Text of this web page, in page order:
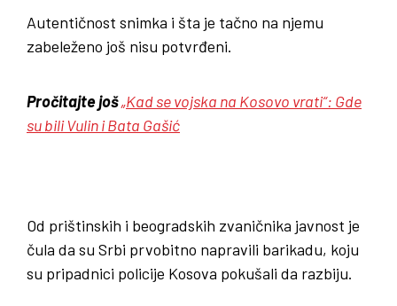
Autentičnost snimka i šta je tačno na njemu
zabeleženo još nisu potvrđeni.
Pročitajte još„Kad se vojska na Kosovo vrati“: Gde
su bili Vulin i Bata Gašić
Od prištinskih i beogradskih zvaničnika javnost je
čula da su Srbi prvobitno napravili barikadu, koju
su pripadnici policije Kosova pokušali da razbiju.